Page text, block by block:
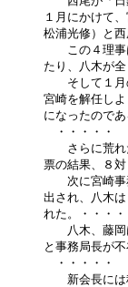
１月にかけて
松浦光修）と
この４理事は
たり、八木が
そして１月の
宮崎を解任し
になったのであ
・・・・・
さらに荒れた
票の結果、８対
次に宮崎事務
出され、八木
れた。・・・・
八木、藤岡は
と事務局長が
・・・・・
新会長には種